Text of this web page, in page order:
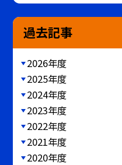
過去記事
2026年度
2025年度
2024年度
2023年度
2022年度
2021年度
2020年度